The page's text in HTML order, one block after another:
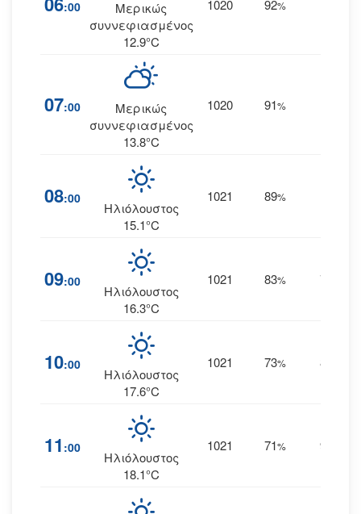
:00
Μερικώς
συννεφιασμένος
12.9°C
1020 92%
07:00
Μερικώς
συννεφιασμένος
13.8°C
1020 91%
08:00
Ηλιόλουστος
15.1°C
1021 89%
09:00
Ηλιόλουστος
16.3°C
1021 83% 7
10:00
Ηλιόλουστος
17.6°C
1021 73% 8
11 :00
Ηλιόλουστος
18.1°C
1021 71% 9